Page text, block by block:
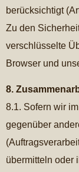
berücksichtigt
Zu den
verschlüsselte
Browser und
8.
8.1. Sofern wir
gegenüber
übermitteln oder